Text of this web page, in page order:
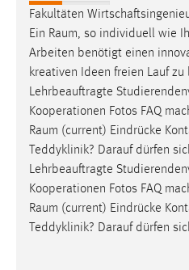
Fakultäten
Ein Raum, so individuell wie
Arbeiten benötigt einen
kreativen Ideen freien Lauf zu
Lehrbeauftragte
Kooperationen Fotos FAQ
Raum (current) Eindrücke
Teddyklinik? Darauf dürfen
Lehrbeauftragte
Kooperationen Fotos FAQ
Raum (current) Eindrücke
Teddyklinik? Darauf dürfen
24 Stunden
STATISTIK
Statistik Cookies erfassen
Diese Informationen
unsere Besucher unsere
Matomo
Name:
_pk_ref, _pk_cvar, _pk_id,